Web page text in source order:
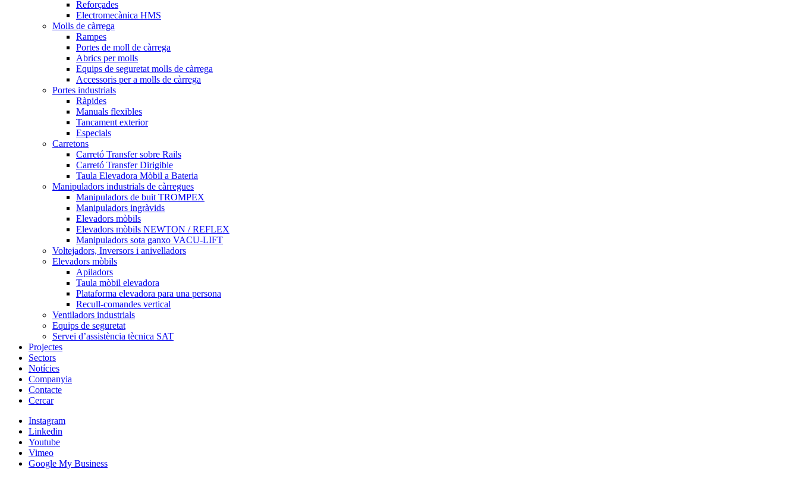
Reforçades
Electromecànica HMS
Molls de càrrega
Rampes
Portes de moll de càrrega
Abrics per molls
Equips de seguretat molls de càrrega
Accessoris per a molls de càrrega
Portes industrials
Ràpides
Manuals flexibles
Tancament exterior
Especials
Carretons
Carretó Transfer sobre Rails
Carretó Transfer Dirigible
Taula Elevadora Mòbil a Bateria
Manipuladors industrials de càrregues
Manipuladors de buit TROMPEX
Manipuladors ingràvids
Elevadors mòbils
Elevadors mòbils NEWTON / REFLEX
Manipuladors sota ganxo VACU-LIFT
Voltejadors, Inversors i anivelladors
Elevadors mòbils
Apiladors
Taula mòbil elevadora
Plataforma elevadora para una persona
Recull-comandes vertical
Ventiladors industrials
Equips de seguretat
Servei d’assistència tècnica SAT
Projectes
Sectors
Notícies
Companyia
Contacte
Cercar
Instagram
Linkedin
Youtube
Vimeo
Google My Business